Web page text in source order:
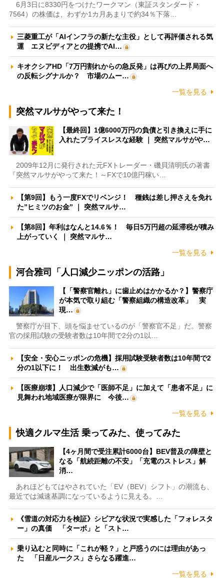
6月3日に8330円をつけたワークマン（東証スタンダード・
7564）の株価は、わずか1カ月あまりで約34％下落…
三菱重工が「AIインフラの新たな主役」として再評価される気
運 エヌビディアとの提携でAI…
キオクシアHD「7万円割れからの急反発」は再びの上昇局面へ
の反転シグナルか？ 市場のムー…
一覧を見る
突然マルサがやって来た！
【最終回】1億6000万円の負債と引き換えに手に
入れたプライスレスな経験 ｜ 突然マルサがや…
2009年12月に発行された元FXトレーダー・磯貝清明氏の著書
『突然マルサがやって来た！～FXで10億円稼い…
【第9回】もう一度FXでリベンジ！ 種銭は差し押さえを免れ
た”ヒミツのお金” ｜ 突然マルサ…
【第8回】年利はなんと14.6％！ 毎日5万円超の延滞税が積み
上がっていく ｜ 突然マルサ…
一覧を見る
河合雅司「人口減少ニッポンの活路」
【「警察官離れ」に歯止めはかかるか？】警察庁
が本気で取り組む「警察組織の構造改革」 実
現…
警察庁が目下、頭を悩ませているのが「警察官不足」だ。警察
官の採用試験の受験者数は10年間で2分の1以…
【安全・安心ニッポンの危機】採用試験受験者数は10年間で2
分の1以下に！ 出生数減がも…
【医療崩壊】人口減少で「医師不足」に加えて「患者不足」に
見舞われ地域医療が限界に 今後…
一覧を見る
快適クルマ生活 乗ってみた、使ってみた
【4ヶ月間で受注累計6000台】BEV普及の障壁と
なる「航続距離の不安」「充電のストレス」解
消…
あれほどもてはやされていた「EV（BEV）シフト」の潮流も、
最近では減速基調になっているように見える。…
《雪道の対応力を検証》シビアな状況で実感した「フォレスタ
ー」の真価 「ターボ」と「スト…
乗り込むと同時に「これが軽？」と戸惑うのには理由があっ
た 「日産ルークス」さらなる躍進…
一覧を見る